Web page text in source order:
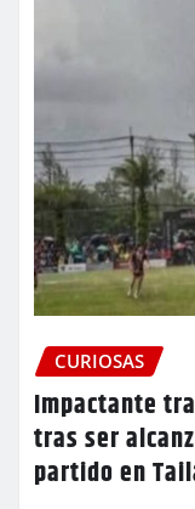
CURIOSAS
Impactante
tras ser
partido en